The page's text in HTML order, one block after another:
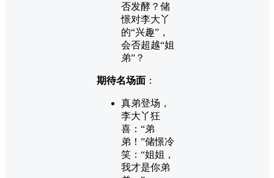
否发酵？储
憬对李大丫
的“兴趣”，
会否超越“姐
弟”？
期待名场面 ：
真弟登场，
李大丫狂
喜：“弟
弟！”储憬冷
笑：“姐姐，
我才是你弟